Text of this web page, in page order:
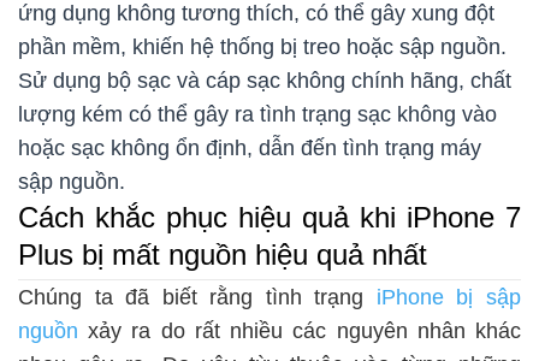
ứng dụng không tương thích, có thể gây xung đột
phần mềm, khiến hệ thống bị treo hoặc sập nguồn.
Sử dụng bộ sạc và cáp sạc không chính hãng, chất
lượng kém có thể gây ra tình trạng sạc không vào
hoặc sạc không ổn định, dẫn đến tình trạng máy
sập nguồn.
Cách khắc phục hiệu quả khi iPhone 7
Plus bị mất nguồn hiệu quả nhất
Chúng ta đã biết rằng tình trạng iPhone bị sập
nguồn xảy ra do rất nhiều các nguyên nhân khác